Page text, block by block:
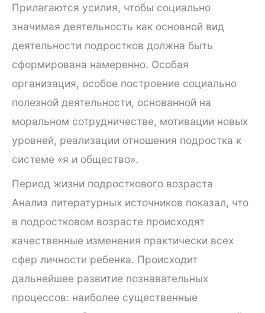
Прилагаются усилия, чтобы социально
значимая деятельность как основной вид
деятельности подростков должна быть
сформирована намеренно. Особая
организация, особое построение социально
полезной деятельности, основанной на
моральном сотрудничестве, мотивации новых
уровней, реализации отношения подростка к
системе «я и общество».
Период жизни подросткового возраста
Анализ литературных источников показал, что
в подростковом возрасте происходят
качественные изменения практически всех
сфер личности ребенка. Происходит
дальнейшее развитие познавательных
процессов: наиболее существенные